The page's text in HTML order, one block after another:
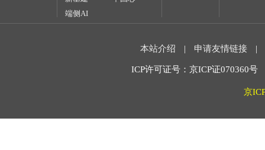
端侧AI
本站介绍 | 申请友情链接 |
ICP许可证号：京ICP证070360
京